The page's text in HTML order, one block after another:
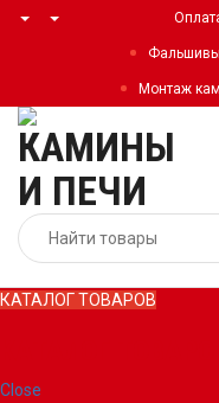
Монтаж
КАТАЛОГ ТОВАРОВ
Close